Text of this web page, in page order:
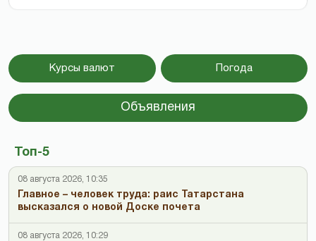
Курсы валют Погода
Объявления
Топ-5
08 августа 2026, 10:35
Главное – человек труда: раис Татарстана
высказался о новой Доске почета
08 августа 2026, 10:29